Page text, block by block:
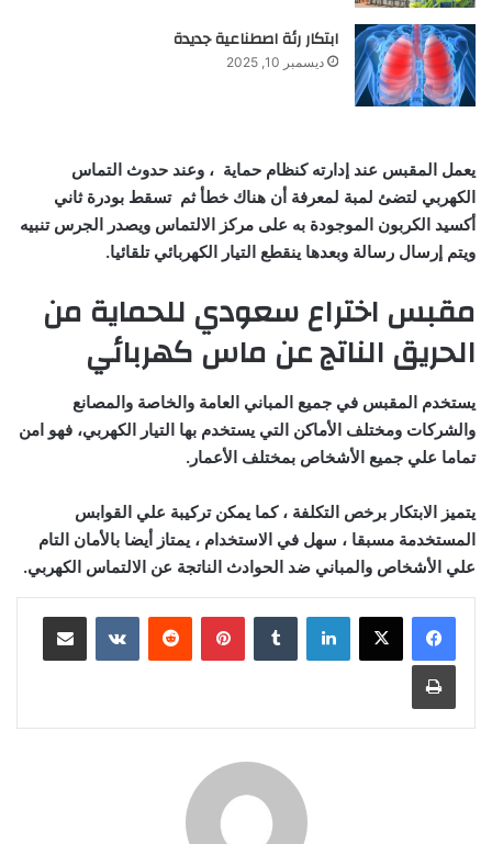
ابتكار رئة اصطناعية جديدة
ديسمبر 10, 2025
يعمل المقبس عند إدارته كنظام حماية ، وعند حدوث التماس
الكهربي لتضئ لمبة لمعرفة أن هناك خطأ ثم تسقط بودرة ثاني
أكسيد الكربون الموجودة به على مركز الالتماس ويصدر الجرس تنبيه
ويتم إرسال رسالة وبعدها ينقطع التيار الكهربائي تلقائيا.
مقبس اختراع سعودي للحماية من
الحريق الناتج عن ماس كهربائي
يستخدم المقبس في جميع المباني العامة والخاصة والمصانع
والشركات ومختلف الأماكن التي يستخدم بها التيار الكهربي، فهو امن
تماما علي جميع الأشخاص بمختلف الأعمار.
يتميز الابتكار برخص التكلفة ، كما يمكن تركيبة علي القوابس
المستخدمة مسبقا ، سهل في الاستخدام ، يمتاز أيضا بالأمان التام
علي الأشخاص والمباني ضد الحوادث الناتجة عن الالتماس الكهربي.
لينكدإن بينتيريست